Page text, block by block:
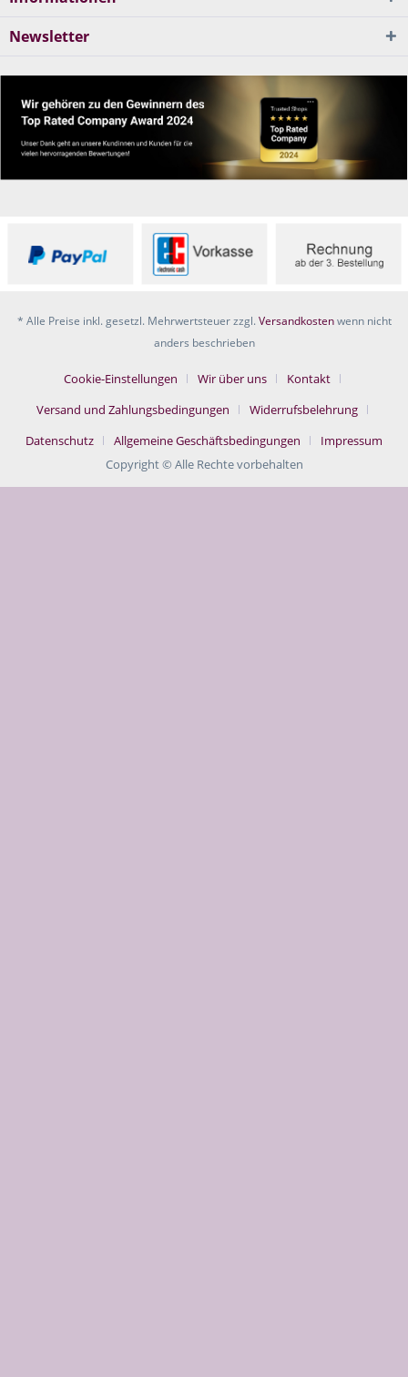
Newsletter
* Alle Preise inkl. gesetzl. Mehrwertsteuer zzgl.Versandkostenwenn nicht
anders beschrieben
Cookie-Einstellungen Wir über uns
Kontakt
Versand und Zahlungsbedingungen
Widerrufsbelehrung
Datenschutz
Allgemeine Geschäftsbedingungen
Impressum
Copyright © Alle Rechte vorbehalten